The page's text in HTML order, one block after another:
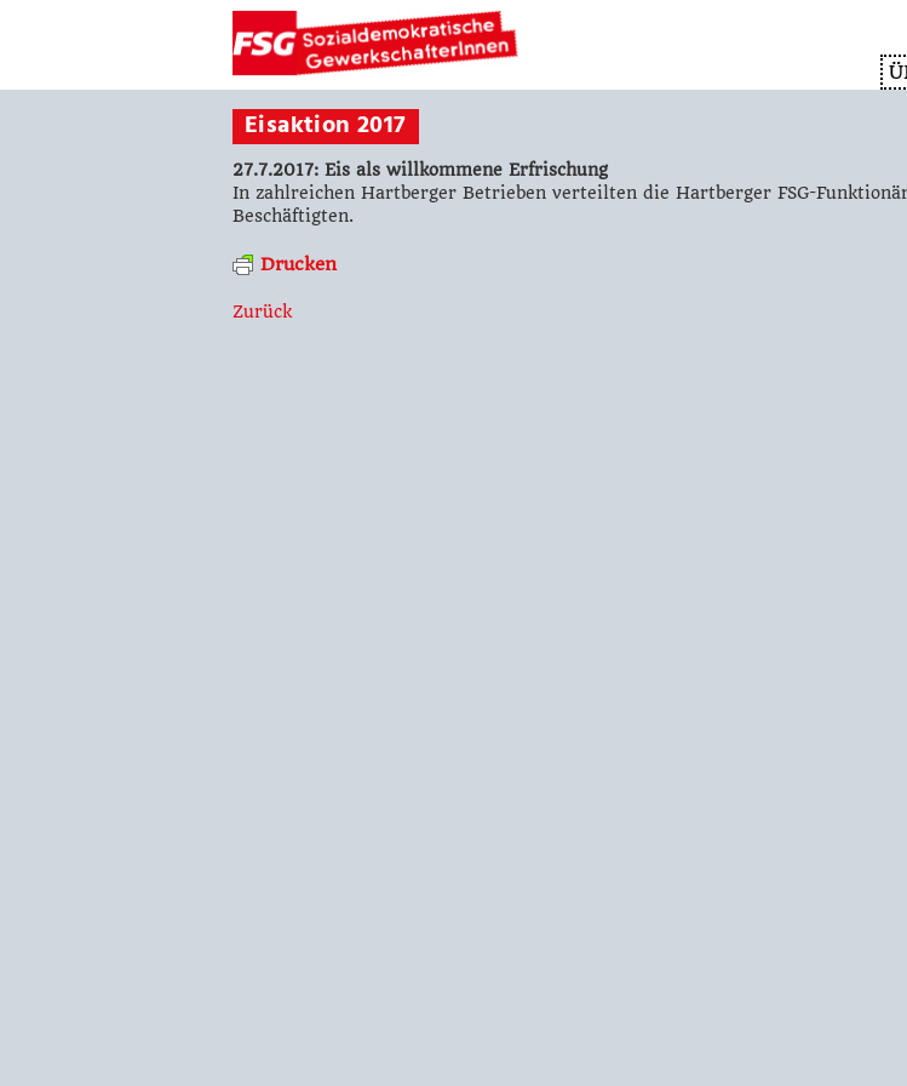
Eisaktion 2017
27.7.2017: Eis als willkommene Erfrischung
In zahlreichen Hartberger Betrieben verteilten die Hartberger FSG-
Beschäftigten.
Drucken
Zurück